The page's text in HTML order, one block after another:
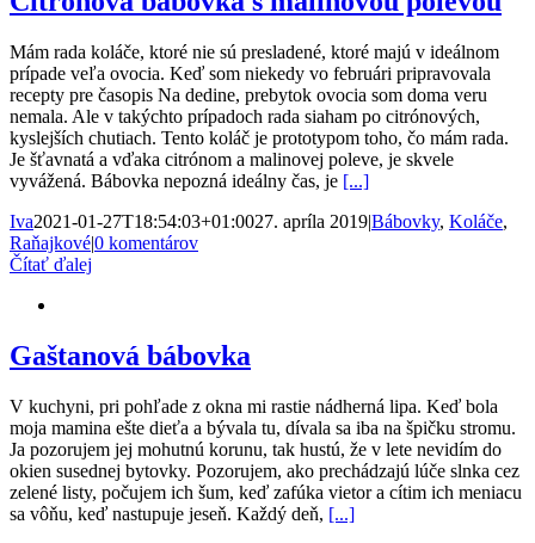
Mám rada koláče, ktoré nie sú presladené, ktoré majú v ideálnom
prípade veľa ovocia. Keď som niekedy vo februári pripravovala
recepty pre časopis Na dedine, prebytok ovocia som doma veru
nemala. Ale v takýchto prípadoch rada siaham po citrónových,
kyslejších chutiach. Tento koláč je prototypom toho, čo mám rada.
Je šťavnatá a vďaka citrónom a malinovej poleve, je skvele
vyvážená. Bábovka nepozná ideálny čas, je [...]
Iva2021-01-27T18:54:03+01:0027. apríla 2019|Bábovky, Koláče,
Raňajkové|0 komentárov
Čítať ďalej
Gaštanová bábovka
V kuchyni, pri pohľade z okna mi rastie nádherná lipa. Keď bola
moja mamina ešte dieťa a bývala tu, dívala sa iba na špičku stromu.
Ja pozorujem jej mohutnú korunu, tak hustú, že v lete nevidím do
okien susednej bytovky. Pozorujem, ako prechádzajú lúče slnka cez
zelené listy, počujem ich šum, keď zafúka vietor a cítim ich meniacu
sa vôňu, keď nastupuje jeseň. Každý deň, [...]